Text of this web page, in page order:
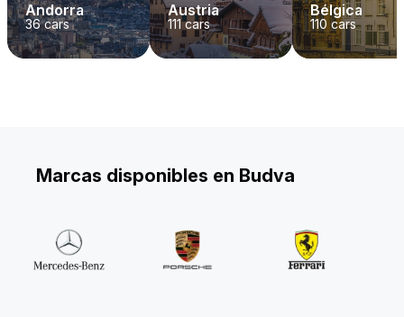
Andorra
36cars
Austria
111cars
Bélgica
110 cars
Marcas disponibles en Budva